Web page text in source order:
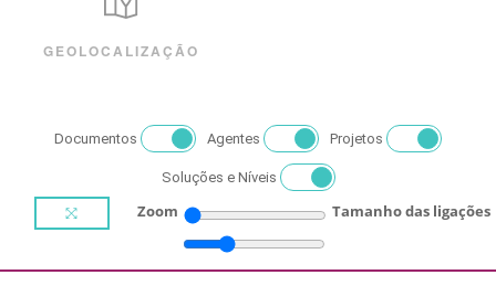
GEOLOCALIZAÇÃO
Documentos Agentes Projetos
Soluções e Níveis
Zoom Tamanho das ligações